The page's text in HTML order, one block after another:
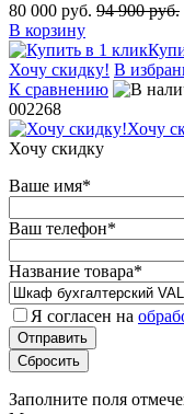
80 000 руб. 94 900 руб.
В корзину
Хочу скидку! В
К сравнению
002268
Хочу
Хочу скидку
Ваше имя*
Ваш телефон*
Название товара*
Я согласен на
Заполните поля